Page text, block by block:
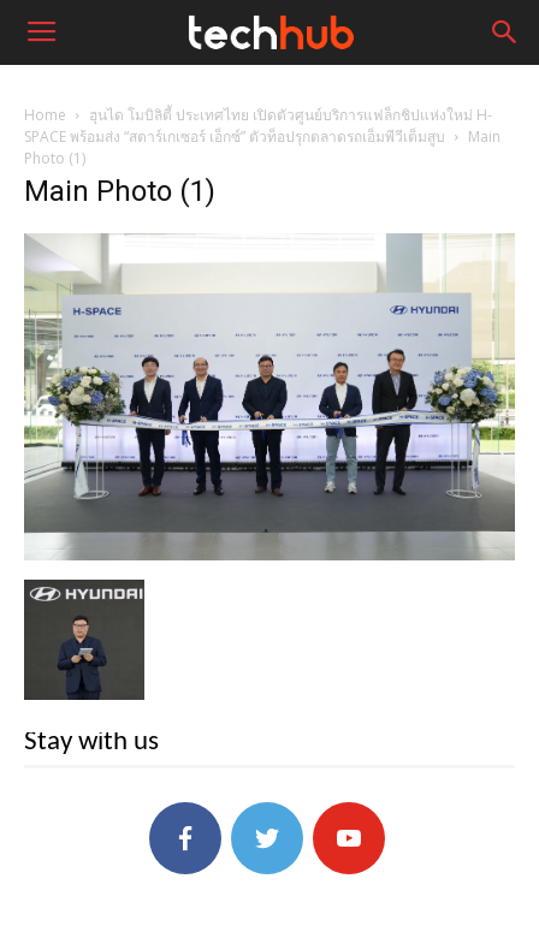
Home
ฮุนได โมบิลิตี้ ประเทศไทย เปิดตัวศูนย์บริการแฟล็กชิปแห่งใหม่ H-
SPACE พร้อมส่ง “สตาร์เกเซอร์ เอ็กซ์” ตัวท็อปรุกตลาดรถเอ็มพีวีเต็มสูบ
Main
Photo (1)
Main Photo (1)
Stay with us